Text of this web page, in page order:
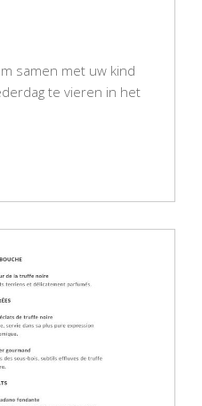
samen met uw kind
te vieren in het